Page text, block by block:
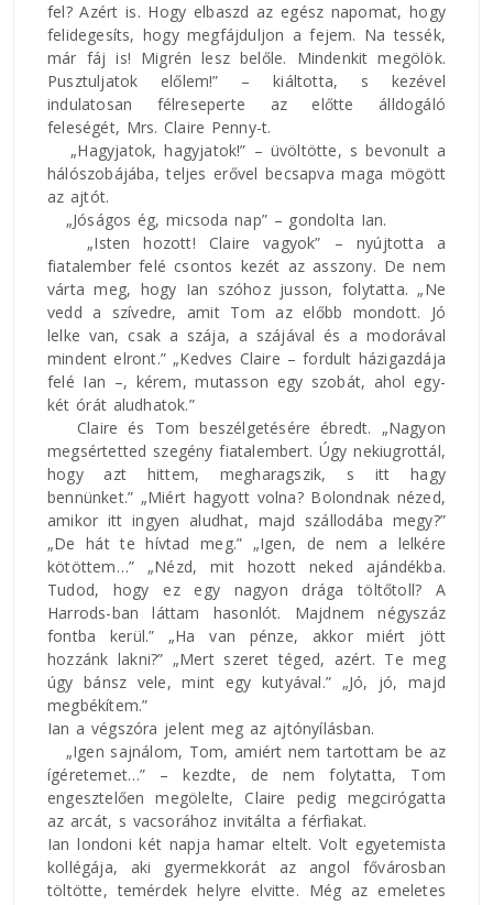
fel? Azért is. Hogy elbaszd az egész napomat, hogy
felidegesíts, hogy megfájduljon a fejem. Na tessék,
már fáj is! Migrén lesz belőle. Mindenkit megölök.
Pusztuljatok előlem!” – kiáltotta, s kezével
indulatosan félreseperte az előtte álldogáló
feleségét, Mrs. Claire Penny-t.
„Hagyjatok, hagyjatok!” – üvöltötte, s bevonult a
hálószobájába, teljes erővel becsapva maga mögött
az ajtót.
„Jóságos ég, micsoda nap” – gondolta Ian.
„Isten hozott! Claire vagyok” – nyújtotta a
fiatalember felé csontos kezét az asszony. De nem
várta meg, hogy Ian szóhoz jusson, folytatta. „Ne
vedd a szívedre, amit Tom az előbb mondott. Jó
lelke van, csak a szája, a szájával és a modorával
mindent elront.” „Kedves Claire – fordult házigazdája
felé Ian –, kérem, mutasson egy szobát, ahol egy-
két órát aludhatok.”
Claire és Tom beszélgetésére ébredt. „Nagyon
megsértetted szegény fiatalembert. Úgy nekiugrottál,
hogy azt hittem, megharagszik, s itt hagy
bennünket.” „Miért hagyott volna? Bolondnak nézed,
amikor itt ingyen aludhat, majd szállodába megy?”
„De hát te hívtad meg.” „Igen, de nem a lelkére
kötöttem…” „Nézd, mit hozott neked ajándékba.
Tudod, hogy ez egy nagyon drága töltőtoll? A
Harrods-ban láttam hasonlót. Majdnem négyszáz
fontba kerül.” „Ha van pénze, akkor miért jött
hozzánk lakni?” „Mert szeret téged, azért. Te meg
úgy bánsz vele, mint egy kutyával.” „Jó, jó, majd
megbékítem.”
Ian a végszóra jelent meg az ajtónyílásban.
„Igen sajnálom, Tom, amiért nem tartottam be az
ígéretemet…” – kezdte, de nem folytatta, Tom
engesztelően megölelte, Claire pedig megcirógatta
az arcát, s vacsorához invitálta a férfiakat.
Ian londoni két napja hamar eltelt. Volt egyetemista
kollégája, aki gyermekkorát az angol fővárosban
töltötte, temérdek helyre elvitte. Még az emeletes